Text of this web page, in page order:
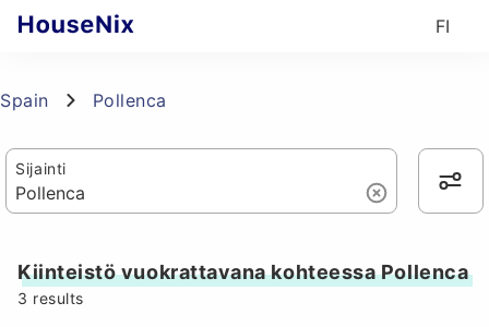
FI
Spain Pollenca
Sijainti
Kiinteistö vuokrattavana kohteessa Pollenca
3 results